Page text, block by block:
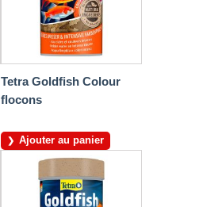
Tetra Goldfish Colour
flocons
Ajouter au panier